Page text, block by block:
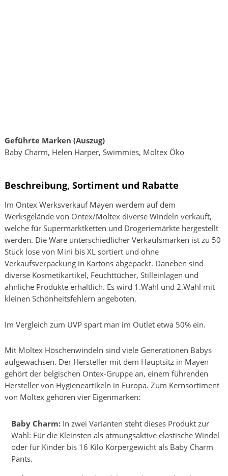
Geführte Marken (Auszug)
Baby Charm, Helen Harper, Swimmies, Moltex Öko
Beschreibung, Sortiment und Rabatte
Im Ontex Werksverkauf Mayen werdem auf dem
Werksgelände von Ontex/Moltex diverse Windeln verkauft,
welche für Supermarktketten und Drogeriemärkte hergestellt
werden. Die Ware unterschiedlicher Verkaufsmarken ist zu 50
Stück lose von Mini bis XL sortiert und ohne
Verkaufsverpackung in Kartons abgepackt. Daneben sind
diverse Kosmetikartikel, Feuchttücher, Stilleinlagen und
ähnliche Produkte erhältlich. Es wird 1.Wahl und 2.Wahl mit
kleinen Schönheitsfehlern angeboten.
Im Vergleich zum UVP spart man im Outlet etwa 50% ein.
Mit Moltex Höschenwindeln sind viele Generationen Babys
aufgewachsen. Der Hersteller mit dem Hauptsitz in Mayen
gehört der belgischen Ontex-Gruppe an, einem führenden
Hersteller von Hygieneartikeln in Europa. Zum Kernsortiment
von Moltex gehören vier Eigenmarken:
Baby Charm: In zwei Varianten steht dieses Produkt zur
Wahl: Für die Kleinsten als atmungsaktive elastische Windel
oder für Kinder bis 16 Kilo Körpergewicht als Baby Charm
Pants.